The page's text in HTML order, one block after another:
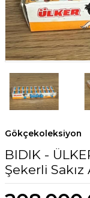
Gökçekoleksiyon
BIDIK -
Şekerli Sakız